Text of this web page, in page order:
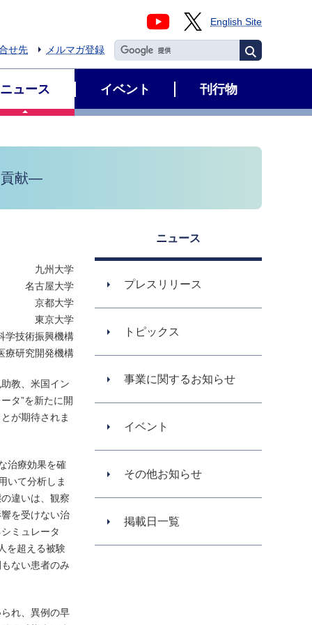
English Site
せ先 メルマガ登録
ニュース イベント 刊行物
貢献―
九州大学
名古屋大学
京都大学
東京大学
学技術振興機構
療研究開発機構
教、米国イン
タ”を新たに開
が期待されま
治療効果を確
いて分析しま
違いは、観察
を受けない治
ミュレータ
を超える被験
ない患者のみ
れ、異例の早
ニュース
プレスリリース
トピックス
事業に関するお知らせ
イベント
その他お知らせ
掲載日一覧